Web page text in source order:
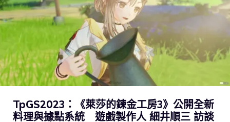
TpGS2023：《萊莎的鍊金工房3》公開全新
料理與據點系統 遊戲製作人 細井順三 訪談